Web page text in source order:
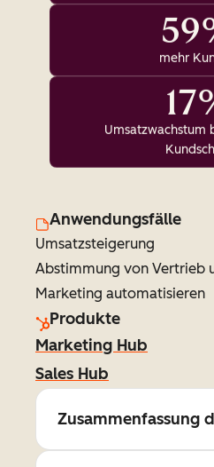
mehr
Umsatzwachstum
Anwendungsfälle
Umsatzsteigerung
Abstimmung von Vertrieb
Marketing automatisieren
Produkte
Marketing Hub
Sales Hub
Zusammenfassung